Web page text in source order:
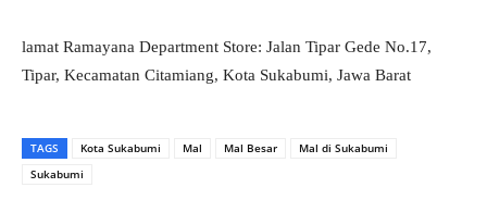
lamat Ramayana Department Store: Jalan Tipar Gede No.17,
Tipar, Kecamatan Citamiang, Kota Sukabumi, Jawa Barat
TAGS Kota Sukabumi Mal Mal Besar
Mal di Sukabumi
Sukabumi